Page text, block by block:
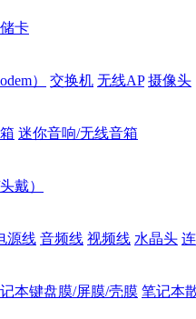
卡
） 交换机 无线AP 摄像头
迷你音响/无线音箱
戴）
源线 音频线 视频线 水晶头
本键盘膜/屏膜/壳膜 笔记本